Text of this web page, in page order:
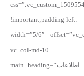
!important;padding-
width=”5/6″
vc_col-md-10
main_heading=”سایر اطلاعات” spacer=”line_with_icon”